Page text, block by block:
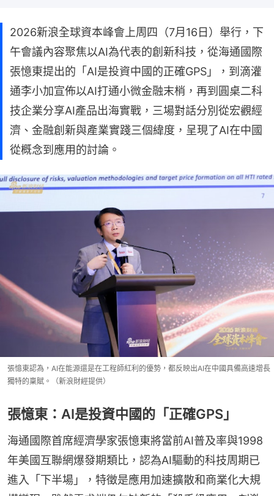
2026新浪全球資本峰會上周四（7月16日）舉行，下
午會議內容聚焦以AI為代表的創新科技，從海通國際
張憶東提出的「AI是投資中國的正確GPS」，到滴灌
通李小加宣佈以AI打通小微金融末梢，再到圓桌二科
技企業分享AI產品出海實戰，三場對話分別從宏觀經
濟、金融創新與產業實踐三個緯度，呈現了AI在中國
從概念到應用的討論。
張憶東認為，AI在能源還是在工程師紅利的優勢，都反映出AI在中國具備高速增長
獨特的稟賦。（新浪財經提供）
張憶東：AI是投資中國的「正確GPS」
海通國際首席經濟學家張憶東將當前AI普及率與1998
年美國互聯網爆發期類比，認為AI驅動的科技周期已
進入「下半場」，特徵是應用加速擴散和商業化大規